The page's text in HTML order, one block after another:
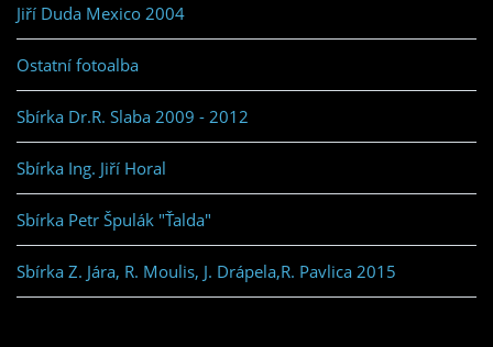
Jiří Duda Mexico 2004
Ostatní fotoalba
Sbírka Dr.R. Slaba 2009 - 2012
Sbírka Ing. Jiří Horal
Sbírka Petr Špulák "Ťalda"
Sbírka Z. Jára, R. Moulis, J. Drápela,R. Pavlica 2015